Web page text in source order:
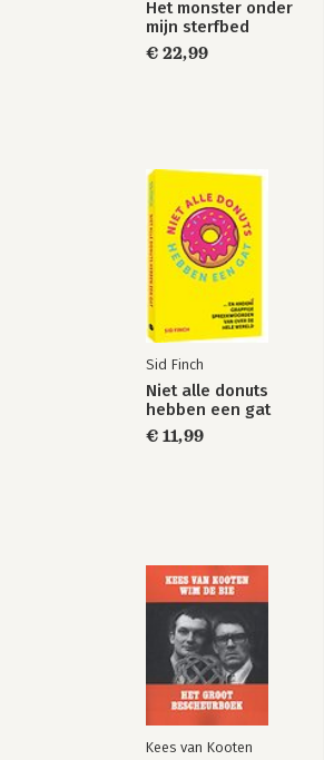
Het monster onder
mijn sterfbed
€ 22,99
Sid Finch
Niet alle donuts
hebben een gat
€ 11,99
Kees van Kooten